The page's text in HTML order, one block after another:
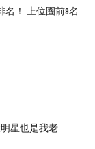
名！ 上位圈前9名
星也是我老